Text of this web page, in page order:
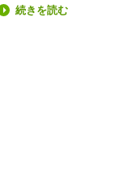
続きを読む